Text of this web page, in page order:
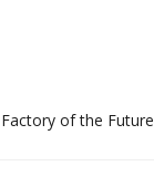
Factory of the Future